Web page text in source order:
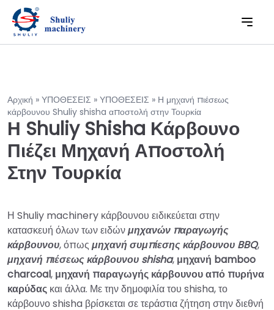
Αρχική » ΥΠΟΘΕΣΕΙΣ » ΥΠΟΘΕΣΕΙΣ » Η μηχανή πιέσεως
κάρβουνου Shuliy shisha αποστολή στην Τουρκία
Η Shuliy Shisha Κάρβουνο
Πιέζει Μηχανή Αποστολή
Στην Τουρκία
Η Shuliy machinery κάρβουνου ειδικεύεται στην
κατασκευή όλων των ειδώνμηχανών παραγωγής
κάρβουνου, όπως μηχανή συμπίεσης κάρβουνου BBQ,
μηχανή πιέσεως κάρβουνου shisha, μηχανή bamboo
charcoal, μηχανή παραγωγής κάρβουνου από πυρήνα
καρύδας και άλλα. Με την δημοφιλία του shisha, το
κάρβουνο shisha βρίσκεται σε τεράστια ζήτηση στην διεθνή